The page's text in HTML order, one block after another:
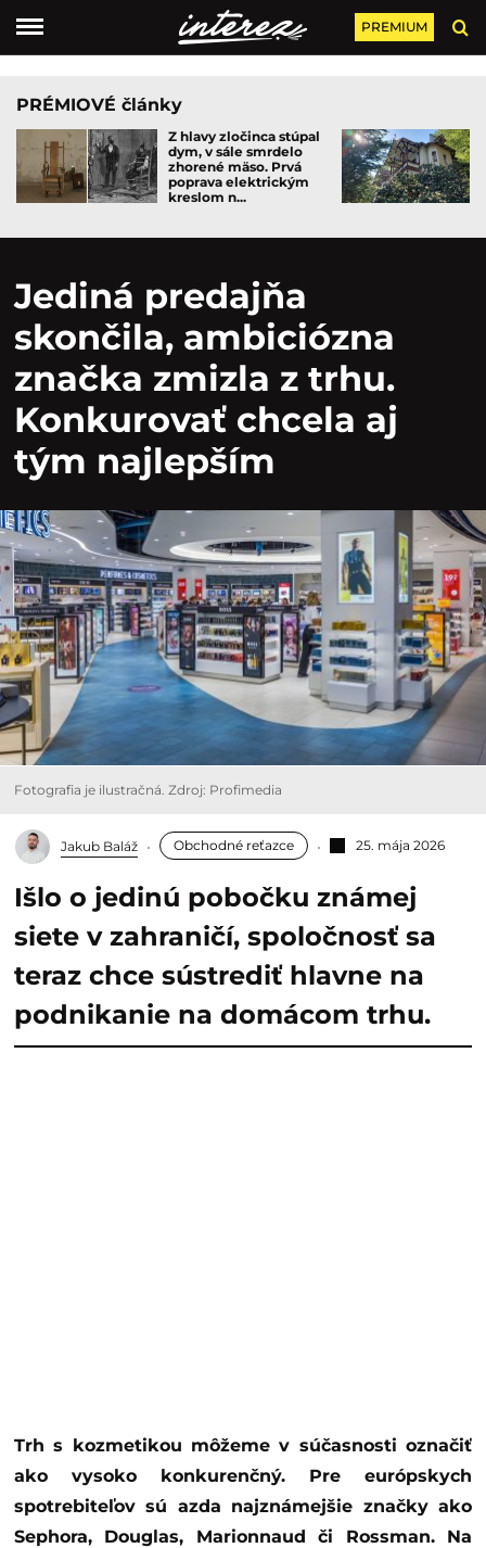
PREMIUM
PRÉMIOVÉ články
Z hlavy zločinca stúpal
dym, v sále smrdelo
zhorené mäso. Prvá
poprava elektrickým
kreslom n...
Jediná predajňa
skončila, ambiciózna
značka zmizla z trhu.
Konkurovať chcela aj
tým najlepším
Fotografia je ilustračná. Zdroj: Profimedia
Jakub Baláž Obchodné reťazce 25. mája 2026
Išlo o jedinú pobočku známej
siete v zahraničí, spoločnosť sa
teraz chce sústrediť hlavne na
podnikanie na domácom trhu.
Trh s kozmetikou môžeme v súčasnosti označiť
ako vysoko konkurenčný. Pre európskych
spotrebiteľov sú azda najznámejšie značky ako
Sephora, Douglas, Marionnaud či Rossman. Na